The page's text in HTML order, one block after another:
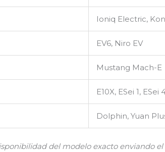
Ioniq Electric,
EV6, Niro EV
Mustang Mach-E
E10X, ESei 1, ESei
Dolphin, Yuan
del modelo exacto enviando